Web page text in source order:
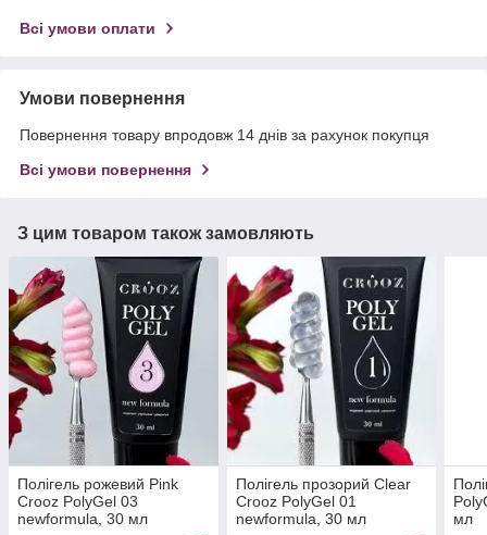
Всі умови оплати
Умови повернення
Повернення товару впродовж 14 днів за рахунок покупця
Всі умови повернення
З цим товаром також замовляють
Полігель рожевий Pink
Crooz PolyGel 03
newformula, 30 мл
Полігель прозорий Clear
Crooz PolyGel 01
newformula, 30 мл
мл